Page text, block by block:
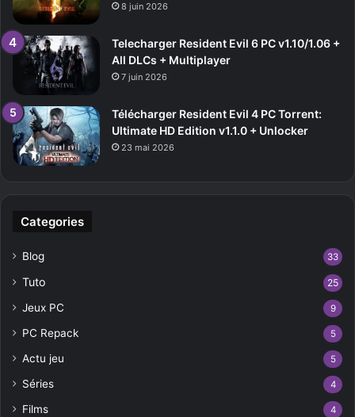
8 juin 2026
Telecharger Resident Evil 6 PC v1.10/1.06 +
All DLCs + Multiplayer
7 juin 2026
Télécharger Resident Evil 4 PC Torrent:
Ultimate HD Edition v1.1.0 + Unlocker
23 mai 2026
Categories
Blog 33
Tuto 25
Jeux PC 9
PC Repack 5
Actu jeu 5
Séries 4
Films 4